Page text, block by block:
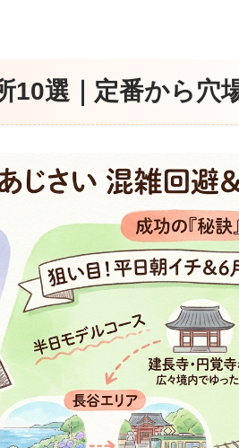
10選｜定番から穴